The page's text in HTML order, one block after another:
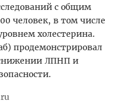
с общим
человек, в том числе
холестерина.
продемонстрировал
ЛПНП и